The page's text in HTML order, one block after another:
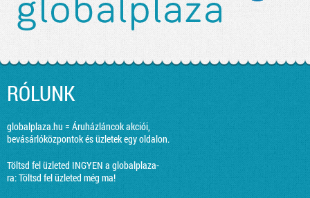
RÓLUNK
globalplaza.hu = Áruházláncok akciói,
bevásárlóközpontok és üzletek egy oldalon.
Töltsd fel üzleted INGYEN a globalplaza-
ra:Töltsd fel üzleted még ma!